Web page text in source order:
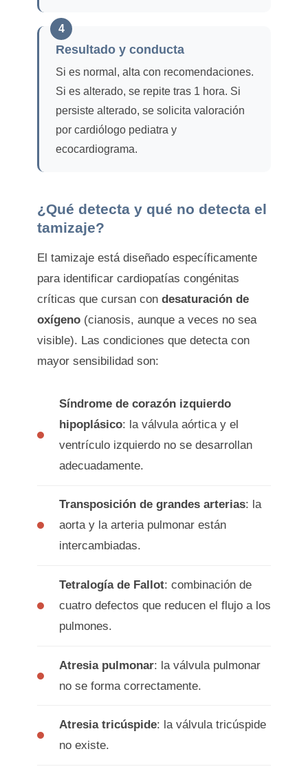
4
Resultado y conducta
Si es normal, alta con recomendaciones.
Si es alterado, se repite tras 1 hora. Si
persiste alterado, se solicita valoración
por cardiólogo pediatra y
ecocardiograma.
¿Qué detecta y qué no detecta el
tamizaje?
El tamizaje está diseñado específicamente
para identificar cardiopatías congénitas
críticas que cursan con desaturación de
oxígeno (cianosis, aunque a veces no sea
visible). Las condiciones que detecta con
mayor sensibilidad son:
Síndrome de corazón izquierdo
hipoplásico: la válvula aórtica y el
ventrículo izquierdo no se desarrollan
adecuadamente.
Transposición de grandes arterias: la
aorta y la arteria pulmonar están
intercambiadas.
Tetralogía de Fallot: combinación de
cuatro defectos que reducen el flujo a los
pulmones.
Atresia pulmonar: la válvula pulmonar
no se forma correctamente.
Atresia tricúspide: la válvula tricúspide
no existe.